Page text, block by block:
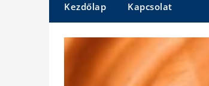
Kezdőlap Kapcsolat